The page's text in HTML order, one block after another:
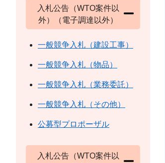
入札公告（WTO案件以
外）（電子調達以外）
一般競争入札（建設工事）
一般競争入札（物品）
一般競争入札（業務委託）
一般競争入札（その他）
公募型プロポーザル
入札公告（WTO案件以